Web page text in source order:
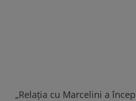
„Relația cu Marcelini a